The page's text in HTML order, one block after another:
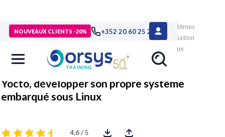
NOUVEAUX CLIENTS -20% +352 20 60 25 26
> Formations>Technologies numériques
Robotique, systèmes
embarqués, IoT>Temps réel, systèmes embarqués>
Formation
Yocto, développer son propre système embarqué sous Linux
Yocto, développer son propre système
embarqué sous Linux
4,6 / 5